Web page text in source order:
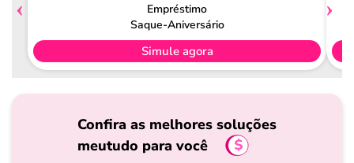
Empréstimo
Saque-Aniversário
Simule agora
Confira as melhores soluções
meutudo para você